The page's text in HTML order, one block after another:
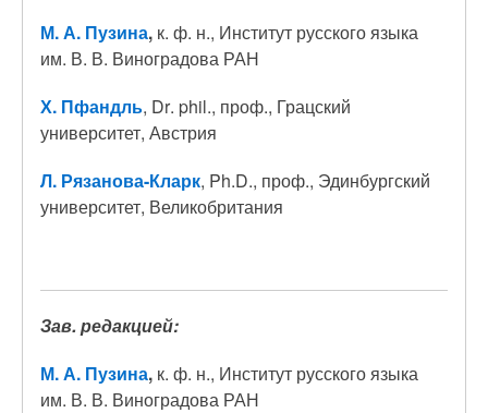
М. А. Пузина, к. ф. н., Институт русского языка
им. В. В. Виноградова РАН
Х. Пфандль, Dr. phil., проф., Грацский
университет, Австрия
Л. Рязанова-Кларк, Ph.D., проф., Эдинбургский
университет, Великобритания
Зав. редакцией:
М. А. Пузина, к. ф. н., Институт русского языка
им. В. В. Виноградова РАН